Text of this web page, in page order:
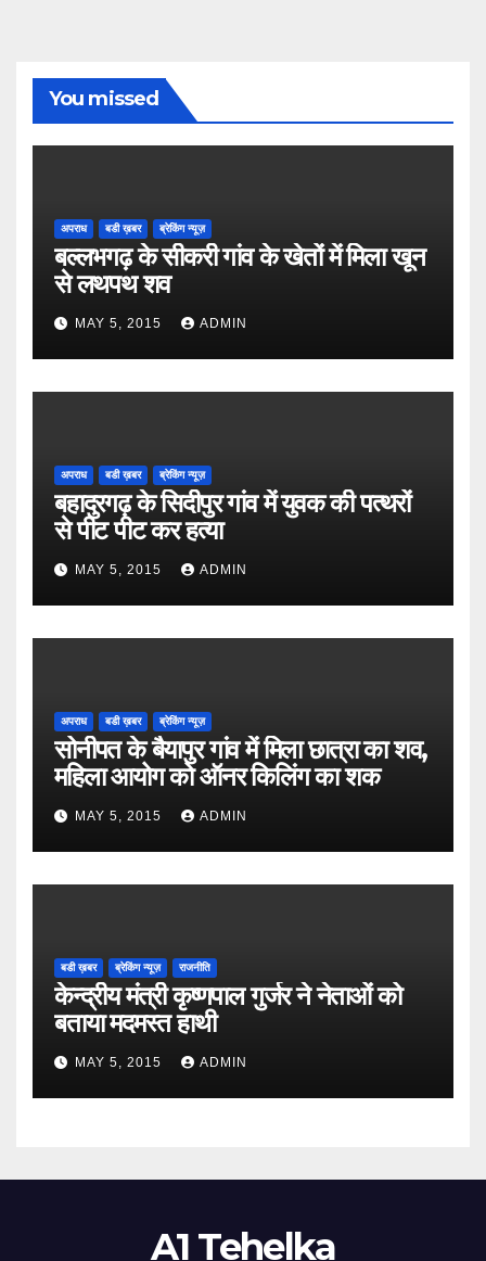
You missed
अपराध बडी ख़बर ब्रेकिंग न्यूज़
बल्लभगढ़ के सीकरी गांव के खेतों में मिला खून
से लथपथ शव
MAY 5, 2015 ADMIN
अपराध बडी ख़बर ब्रेकिंग न्यूज़
बहादुरगढ़ के सिदीपुर गांव में युवक की पत्थरों
से पीट पीट कर हत्या
MAY 5, 2015 ADMIN
अपराध बडी ख़बर ब्रेकिंग न्यूज़
सोनीपत के बैयापुर गांव में मिला छात्रा का शव,
महिला आयोग को ऑनर किलिंग का शक
MAY 5, 2015 ADMIN
बडी ख़बर ब्रेकिंग न्यूज़ राजनीति
केन्द्रीय मंत्री कृष्णपाल गुर्जर ने नेताओं को
बताया मदमस्त हाथी
MAY 5, 2015 ADMIN
A1 Tehelka